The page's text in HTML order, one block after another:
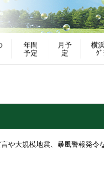
年間
予定
月予
定
横
ｸ
や大規模地震、暴風警報発